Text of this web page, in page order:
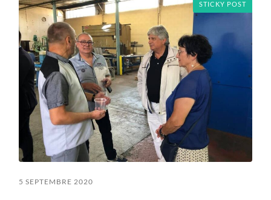
STICKY POST
5 SEPTEMBRE 2020